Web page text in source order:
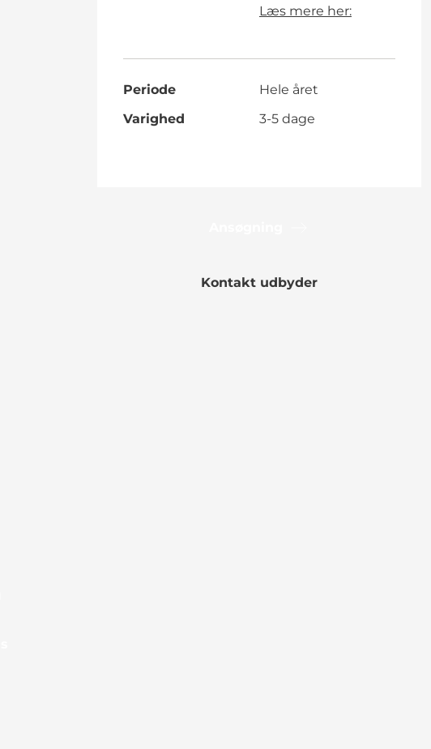
Læs mere her:
Periode
Hele året
Varighed
3-5 dage
Kontakt udbyder